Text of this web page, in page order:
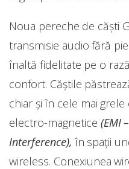
Noua pereche de căști
transmisie audio fără
înaltă fidelitate pe o
confort. Căștile
chiar și în cele mai
electro-magnetice (EMI
Interference), în spații
wireless. Conexiunea